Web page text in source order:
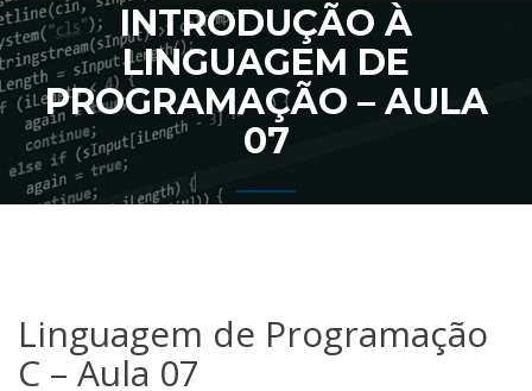
INTRODUÇÃO À
LINGUAGEM DE
PROGRAMAÇÃO – AULA
07
Linguagem de Programação
C – Aula 07